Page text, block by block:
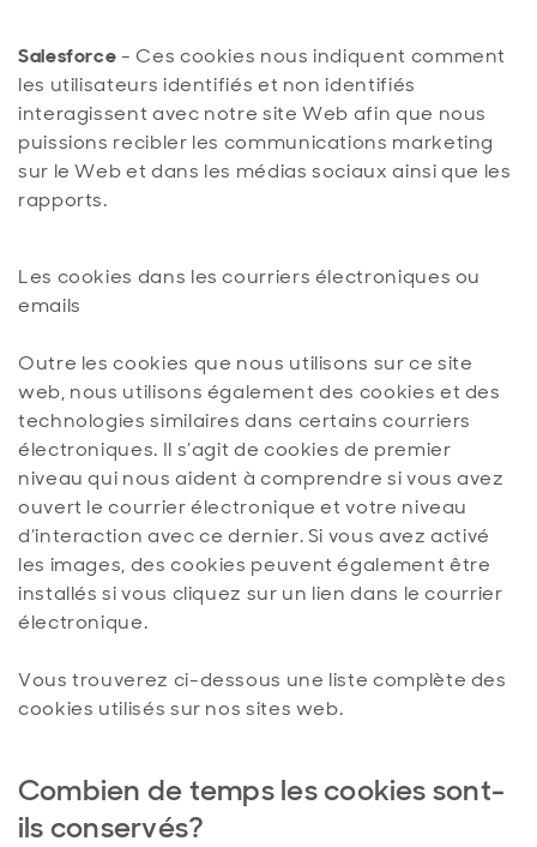
Salesforce- Ces cookies nous indiquent comment
les utilisateurs identifiés et non identifiés
interagissent avec notre site Web afin que nous
puissions recibler les communications marketing
sur le Web et dans les médias sociaux ainsi que les
rapports.
Les cookies dans les courriers électroniques ou
emails
Outre les cookies que nous utilisons sur ce site
web, nous utilisons également des cookies et des
technologies similaires dans certains courriers
électroniques. Il s’agit de cookies de premier
niveau qui nous aident à comprendre si vous avez
ouvert le courrier électronique et votre niveau
d’interaction avec ce dernier. Si vous avez activé
les images, des cookies peuvent également être
installés si vous cliquez sur un lien dans le courrier
électronique.
Vous trouverez ci-dessous une liste complète des
cookies utilisés sur nos sites web.
Combien de temps les cookies sont-
ils conservés?